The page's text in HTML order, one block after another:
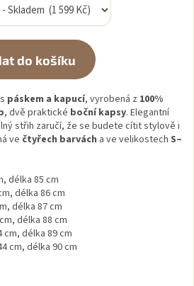
do košíku
s páskem a kapucí, vyrobená z 100%
, dvě praktické boční kapsy. Elegantní
střih zaručí, že se budete cítit stylově i
ve čtyřech barvách a ve velikostech S–
délka 85 cm
délka 86 cm
délka 87 cm
délka 88 cm
cm, délka 89 cm
cm, délka 90 cm